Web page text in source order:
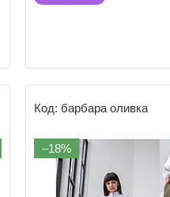
барбара оливка
–18%